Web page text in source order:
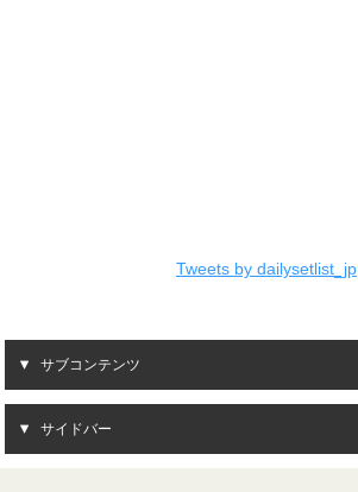
Tweets by dailysetlist_jp
サブコンテンツ
サイドバー